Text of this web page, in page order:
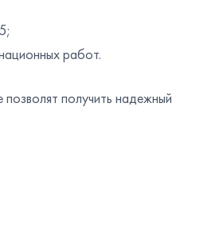
работ.
получить надежный